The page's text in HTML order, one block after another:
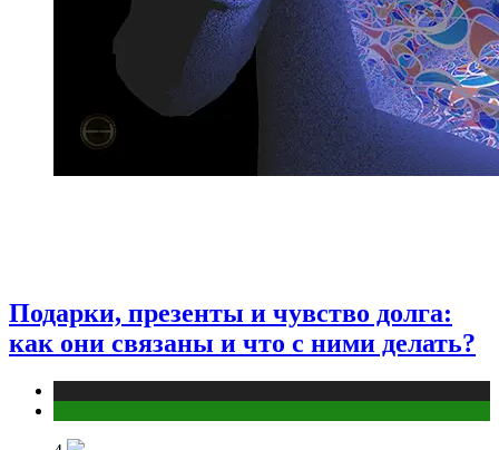
Подарки, презенты и чувство долга:
как они связаны и что с ними делать?